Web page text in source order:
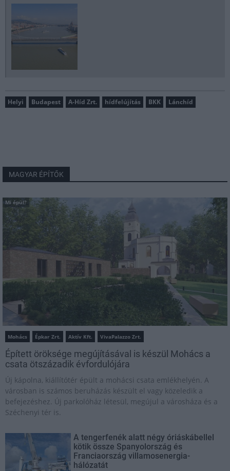
Helyi Budapest A-Híd Zrt. hídfelújítás BKK Lánchíd
MAGYAR ÉPÍTŐK
Mi épül?
Mohács Épkar Zrt. Aktív Kft. VivaPalazzo Zrt.
Épített öröksége megújításával is készül Mohács a
csata ötszázadik évfordulójára
Új kápolna, kiállítótér épült a mohácsi csata emlékhelyén. A
városban is számos beruházás készült el vagy közeledik a
befejezéshez. Új parkolóház létesül, megújul a városháza és a
Széchenyi tér is.
A tengerfenék alatt négy óriáskábellel
kötik össze Spanyolország és
Franciaország villamosenergia-
hálózatát